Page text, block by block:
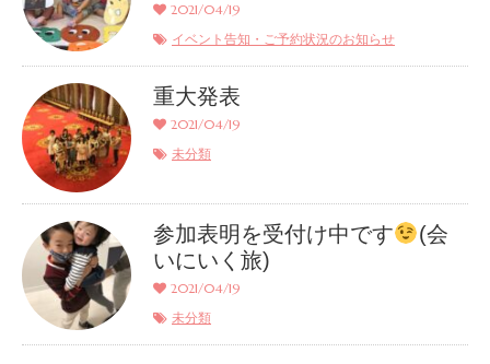
2021/04/19
イベント告知・ご予約状況のお知らせ
重大発表
2021/04/19
未分類
参加表明を受付け中です
(会
いにいく旅)
2021/04/19
未分類